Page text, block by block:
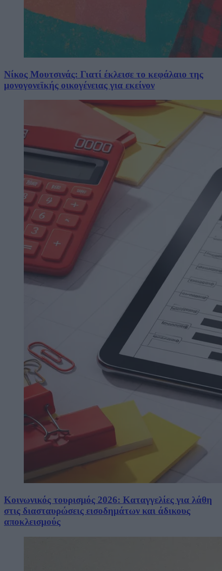
Νίκος Μουτσινάς: Γιατί έκλεισε το κεφάλαιο της
μονογονεϊκής οικογένειας για εκείνον
Κοινωνικός τουρισμός 2026: Καταγγελίες για λάθη
στις διασταυρώσεις εισοδημάτων και άδικους
αποκλεισμούς